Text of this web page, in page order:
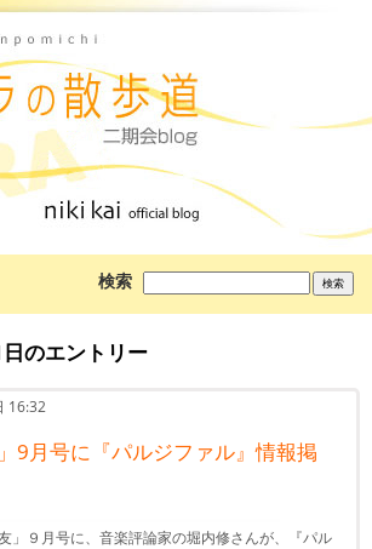
検索
を
索:
のエントリー
16:32
9月号に『パルジファル』情報掲
」９月号に、音楽評論家の堀内修さんが、『パル